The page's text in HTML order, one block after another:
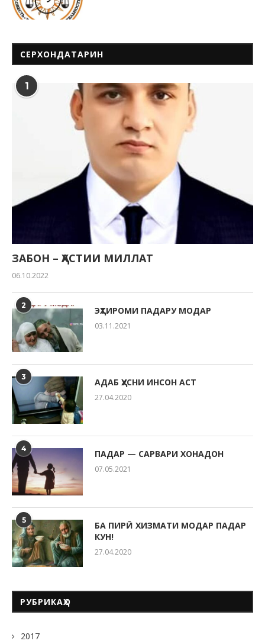
СЕРХОНДАТАРИН
1
ЗАБОН – ҲАСТИИ МИЛЛАТ
06.10.2022
2 ЭҲТИРОМИ ПАДАРУ МОДАР
03.11.2021
3 АДАБ ҲУСНИ ИНСОН АСТ
27.04.2020
4 ПАДАР — САРВАРИ ХОНАДОН
07.05.2021
5
БА ПИРӢ ХИЗМАТИ МОДАР ПАДАР
КУН!
27.04.2020
РУБРИКАҲО
2017